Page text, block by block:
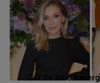
Cât de bine îi